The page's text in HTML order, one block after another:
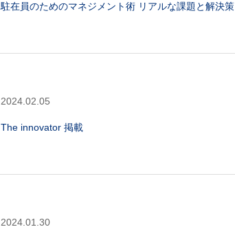
駐在員のためのマネジメント術 リアルな課題と解決策
2024.02.05
The innovator 掲載
2024.01.30